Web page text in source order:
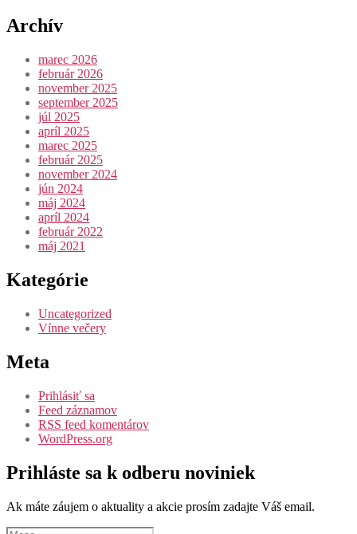
Archív
marec 2026
február 2026
november 2025
september 2025
júl 2025
apríl 2025
marec 2025
február 2025
november 2024
jún 2024
máj 2024
apríl 2024
február 2022
máj 2021
Kategórie
Uncategorized
Vínne večery
Meta
Prihlásiť sa
Feed záznamov
RSS feed komentárov
WordPress.org
Prihláste sa k odberu noviniek
Ak máte záujem o aktuality a akcie prosím zadajte Váš email.